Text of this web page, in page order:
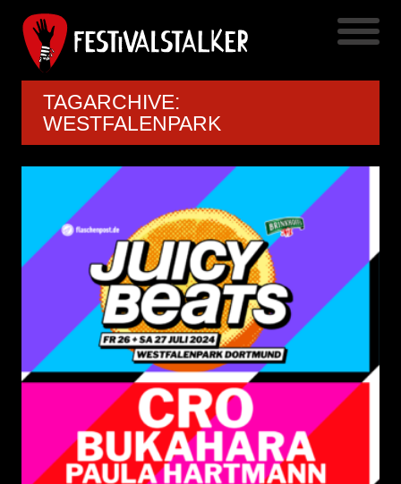
TAGARCHIVE:
WESTFALENPARK